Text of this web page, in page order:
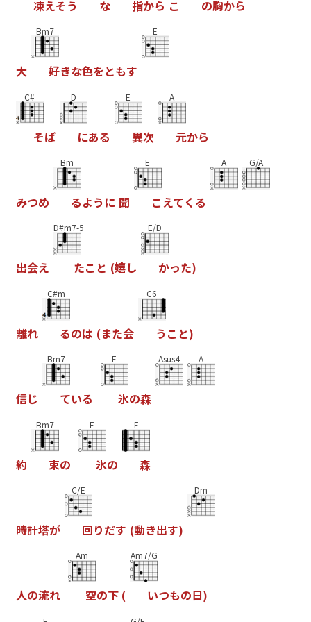
凍えそう な 指から こ の胸から
大
Bm7
好きな色をともす
E
C#
そば
D
にある
E
異次
A
元から
みつめ
Bm
るよう に 聞
E
こえてく る
A G/A
出会え
D#m7-5
たこ と (嬉し
E/D
かった)
離れ
C#m
るのは (また会
C6
う こ と)
信じ
Bm7
ている
E
氷の森
Asus4 A
約
Bm7
束の
E
氷の
F
森
時計塔が
C/E
回りだす (動き出す)
Dm
人の流れ
Am
空の下 (
Am7/G
いつもの日)